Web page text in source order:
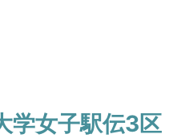
学女子駅伝3区